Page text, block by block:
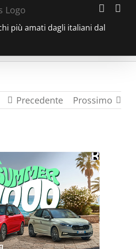
più amati dagli italiani dal
Precedente Prossimo